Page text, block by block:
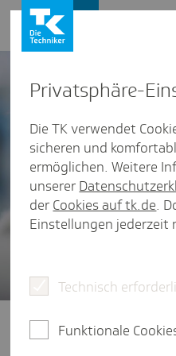
widmet sich
Gesundheitsstudien
Privat­sphäre-
Die TK verwendet
sicheren und
ermöglichen. Weitere
unserer
der Cookies auf tk.de.
Einstellungen jederzeit
Technisch
Funktionale